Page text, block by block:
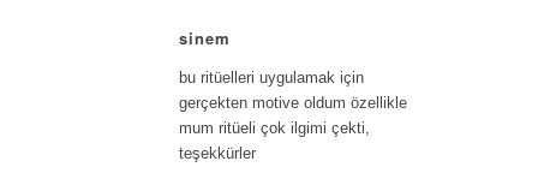
sinem
bu ritüelleri uygulamak için
gerçekten motive oldum özellikle
mum ritüeli çok ilgimi çekti,
teşekkürler